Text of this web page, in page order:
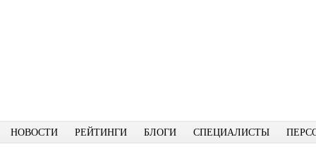
НОВОСТИ РЕЙТИНГИ БЛОГИ СПЕЦИАЛИСТЫ